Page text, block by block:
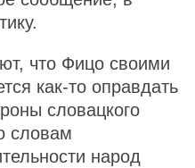
что Фицо своими
как-то оправдать
словацкого
словам
народ